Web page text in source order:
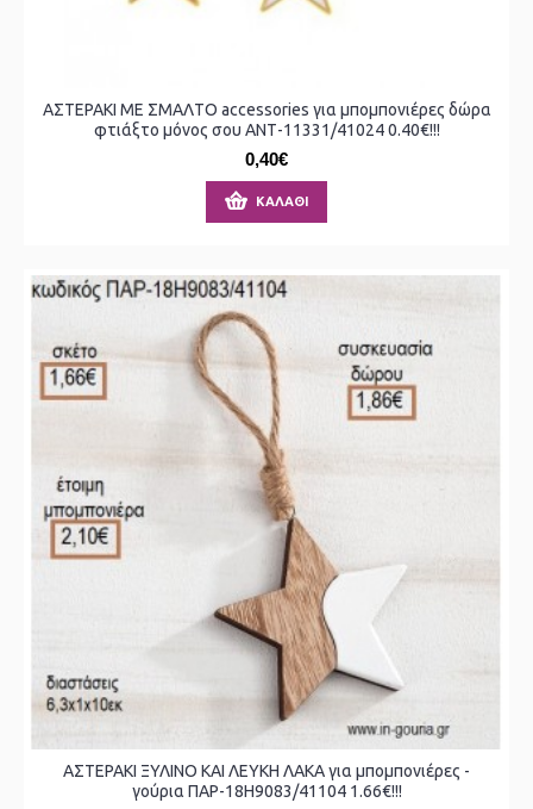
ΑΣΤΕΡΑΚΙ ΜΕ ΣΜΑΛΤΟ accessories για μπομπονιέρες δώρα
φτιάξτο μόνος σου ΑΝΤ-11331/41024 0.40€!!!
0,40€
ΚΑΛΆΘΙ
ΑΣΤΕΡΑΚΙ ΞΥΛΙΝΟ ΚΑΙ ΛΕΥΚΗ ΛΑΚΑ για μπομπονιέρες -
γούρια ΠΑΡ-18Η9083/41104 1.66€!!!